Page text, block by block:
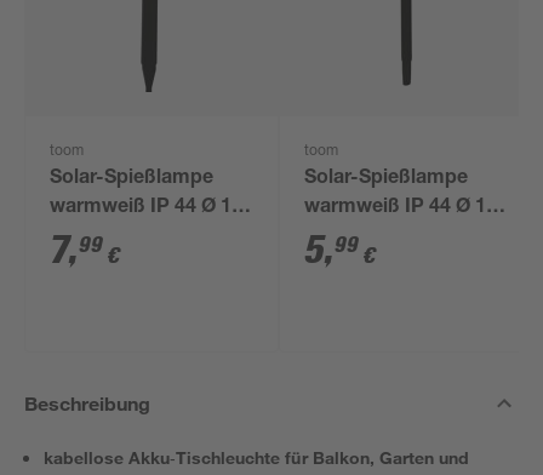
toom
Solar-Spießlampe
warmweiß IP 44 Ø 15
x 44 cm
7,99 €
toom
Solar-Spießlampe
warmweiß IP 44 Ø 10
x 39 cm
5,99 €
Beschreibung
kabellose Akku‑Tischleuchte für Balkon, Garten und